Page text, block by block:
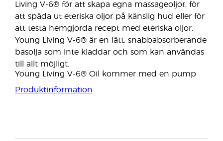
Living V-6® för att skapa egna massageoljor, för
att späda ut eteriska oljor på känslig hud eller för
att testa hemgjorda recept med eteriska oljor.
Young Living V-6® är en lätt, snabbabsorberande
basolja som inte kladdar och som kan användas
till allt möjligt.
Young Living V-6® Oil kommer med en pump
Produktinformation